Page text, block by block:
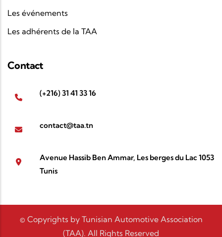
Les événements
Les adhérents de la TAA
Contact
(+216) 31 41 33 16
contact@taa.tn
Avenue Hassib Ben Ammar, Les berges du Lac 1053
Tunis
© Copyrights by Tunisian Automotive Association
(TAA). All Rights Reserved